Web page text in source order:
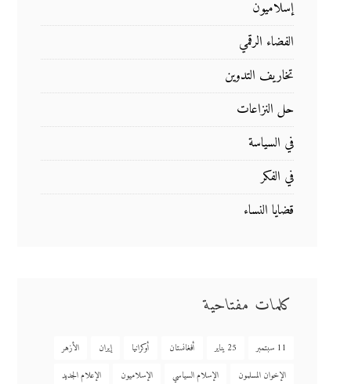
إسلاميون
الفضاء الرقمي
تخاريف التدوين
حل النزاعات
في السياسة
في الفكر
قضايا النساء
كلمات مفتاحية
11 سبتمبر 25 يناير أفغانستان أوكرانيا إيران
الأزهر
الإخوان المسلمون
الإسلام السياسي الإسلاميون
الإعلام الجديد